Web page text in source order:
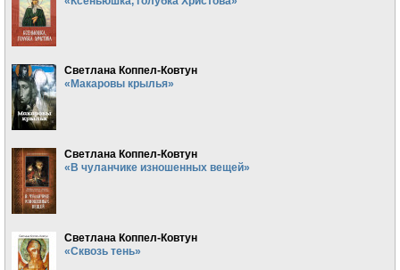
Светлана Коппел-Ковтун
«Макаровы крылья»
Светлана Коппел-Ковтун
«В чуланчике изношенных вещей»
Светлана Коппел-Ковтун
«Сквозь тень»